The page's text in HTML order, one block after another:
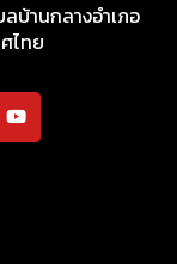
านกลางอำเภอ
ไทย